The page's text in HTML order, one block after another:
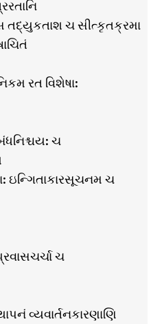
તદ્યુકતાશ ચ સીત્કૃતક્રમા
રત વિશેષા:
ચ
ઇન્ગિતાકારસૂચનમ ચ
ચ
વ્યવાર્તનકારણાણિ